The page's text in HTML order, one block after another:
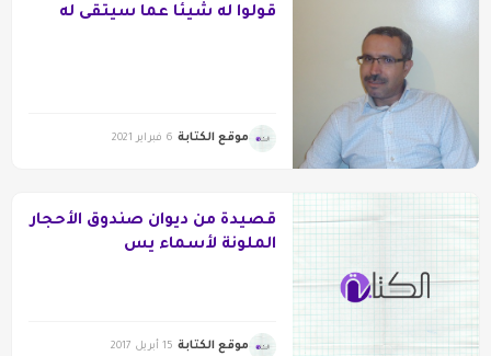
قولوا له شيئا عما سيتقى له
موقع الكتابة 6 فبراير 2021
قصيدة من ديوان صندوق الأحجار
الملونة لأسماء يس
موقع الكتابة 15 أبريل 2017